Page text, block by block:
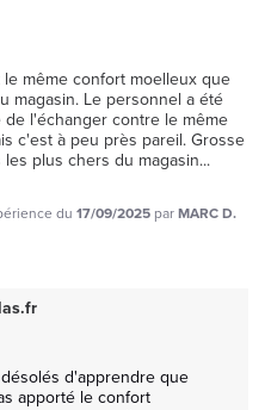
même confort moelleux que
magasin. Le personnel a été
l'échanger contre le même
c'est à peu près pareil. Grosse
plus chers du magasin...
du 17/09/2025 parMARC D.
d'apprendre que
apporté le confort